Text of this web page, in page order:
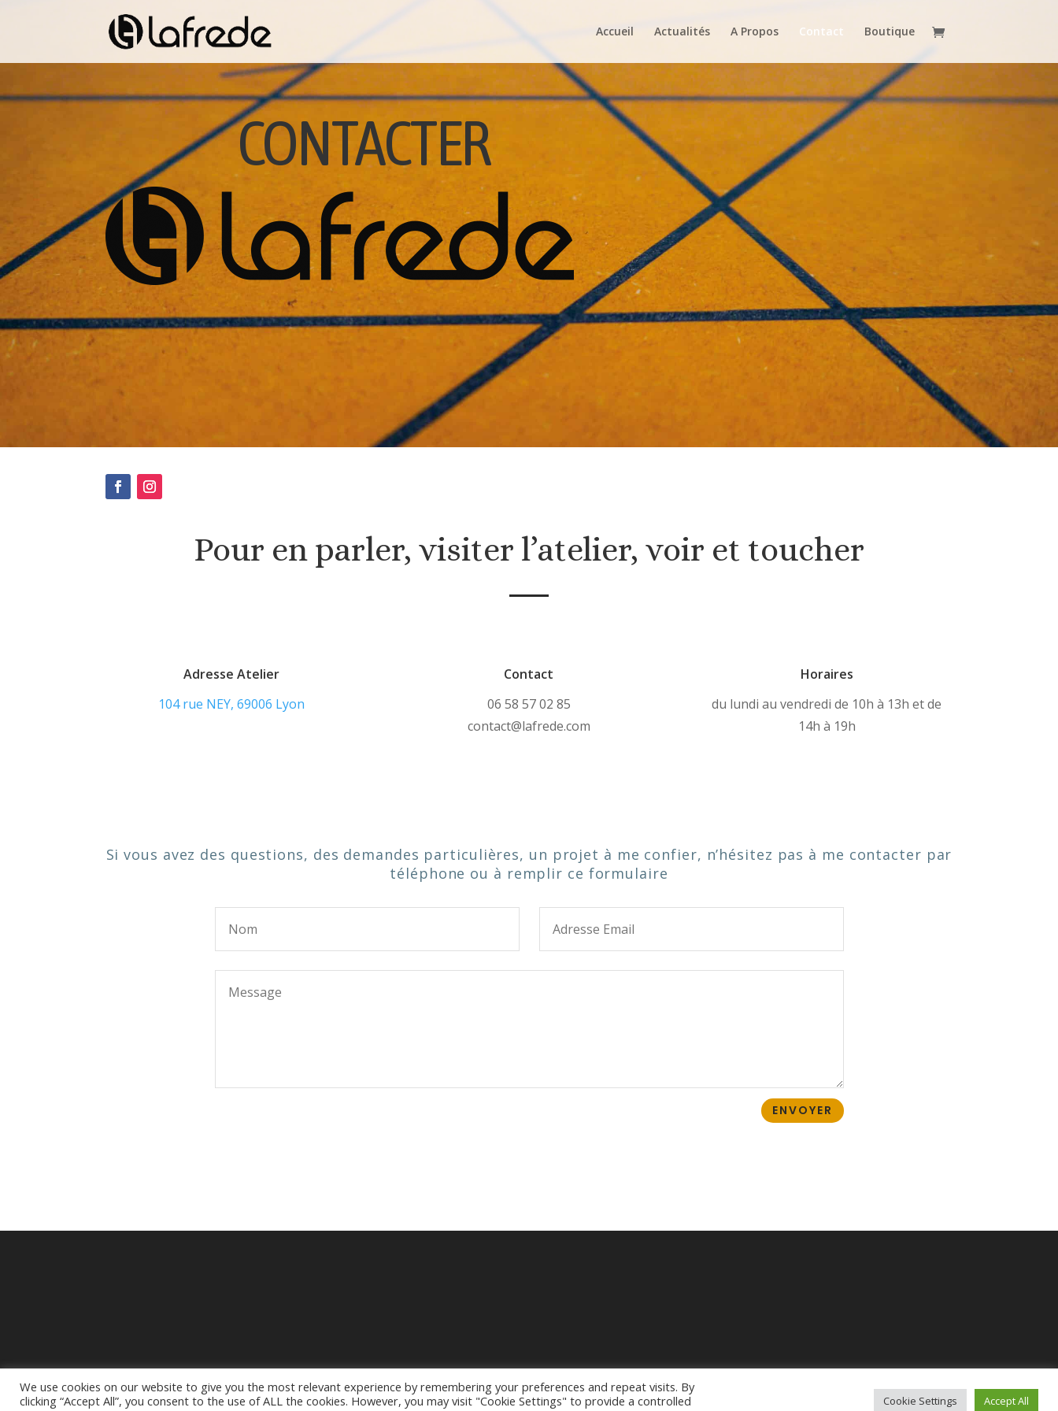
Accueil Actualités A Propos Contact Boutique
CONTACTER
Pour en parler, visiter l’atelier, voir et toucher
Adresse Atelier
104 rue NEY, 69006 Lyon
Contact
06 58 57 02 85
contact@lafrede.com
Horaires
du lundi au vendredi de 10h à 13h et de
14h à 19h
Si vous avez des questions, des demandes particulières, un projet à me confier, n’hésitez pas à me contacter par
téléphone ou à remplir ce formulaire
ENVOYER
Mentions légales
We use cookies on our website to give you the most relevant experience by remembering your preferences and repeat visits. By
clicking “Accept All”, you consent to the use of ALL the cookies. However, you may visit "Cookie Settings" to provide a controlled
Cookie Settings Accept All